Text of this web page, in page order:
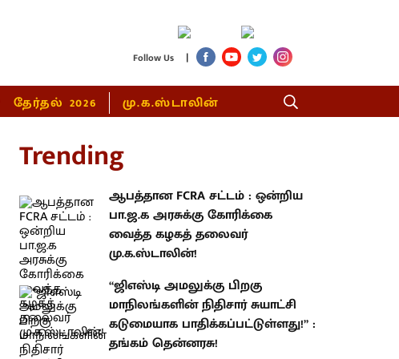
Follow Us |
தேர்தல் 2026 மு.க.ஸ்டாலின்
Trending
ஆபத்தான FCRA சட்டம் : ஒன்றிய
பா.ஜ.க அரசுக்கு கோரிக்கை
வைத்த கழகத் தலைவர்
மு.க.ஸ்டாலின்!
“ஜிஎஸ்டி அமலுக்கு பிறகு
மாநிலங்களின் நிதிசார் சுயாட்சி
கடுமையாக பாதிக்கப்பட்டுள்ளது!” :
தங்கம் தென்னரசு!